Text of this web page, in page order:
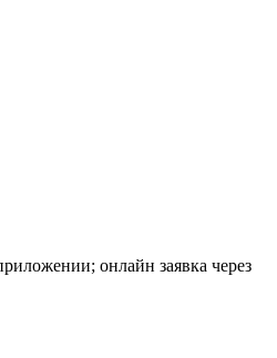
онлайн заявка через